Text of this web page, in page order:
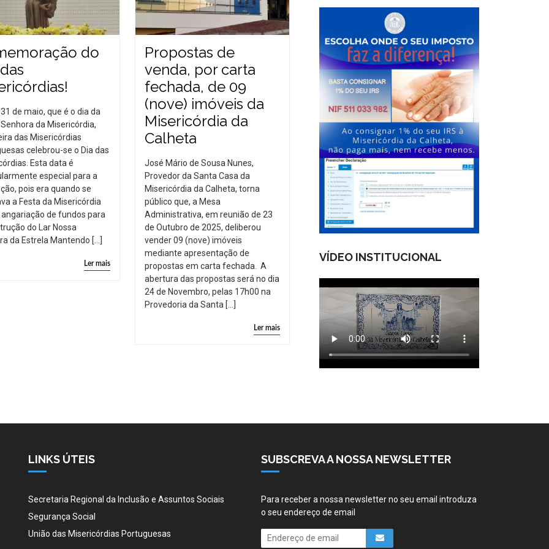
do
de maio, que é o dia da
da Misericórdia,
das Misericórdias
celebrou-se o Dia das
Esta data é
especial para a
pois era quando se
a Festa da Misericórdia
de fundos para
do Lar Nossa
da Estrela Mantendo […]
Ler mais
Propostas de
venda, por carta
fechada, de 09
(nove) imóveis da
Misericórdia da
Calheta
José Mário de Sousa Nunes,
Provedor da Santa Casa da
Misericórdia da Calheta, torna
público que, a Mesa
Administrativa, em reunião de 23
de Outubro de 2025, deliberou
vender 09 (nove) imóveis
mediante apresentação de
propostas em carta fechada. A
abertura das propostas será no dia
24 de Novembro, pelas 17h00 na
Provedoria da Santa […]
Ler mais
VÍDEO INSTITUCIONAL
LINKS ÚTEIS
Secretaria Regional da Inclusão e Assuntos Sociais
Segurança Social
União das Misericórdias Portuguesas
SUBSCREVA A NOSSA NEWSLETTER
Para receber a nossa newsletter no seu email introduza
o seu endereço de email